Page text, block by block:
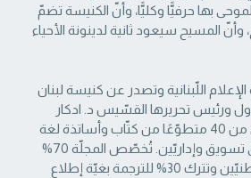
بها حرفيًّا وكليًّا، وأنّ الكنيسة تضمّ
المسيح ‏سيعود ثانية لدينونة الأحياء
اللّبنانية وتصدر عن كنيسة لبنان
‏ورئيس تحريرها القسّيس د. ادكار
طرابلسي، ويُعاونه فريق من 40 متطوّعًا من كتّاب وأساتذة لغة
‏وإخراج ومصوّرين وفريق تسويق وإداريّين. تُخصّص المجلّة 70%
من مقالاتها للكتّاب الوطنيّين ‏وتترك 30% للترجمة بغيّة إطلاع